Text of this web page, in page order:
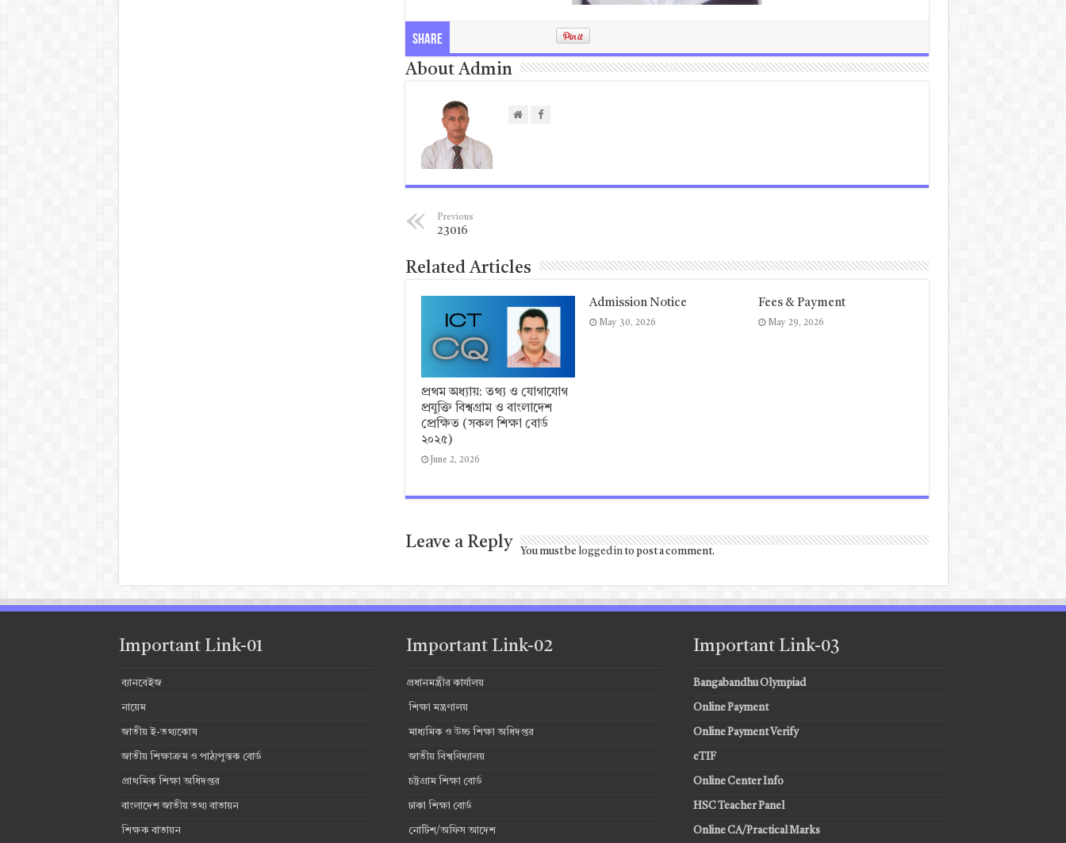
Share
About Admin
Previous
23016
Related Articles
প্রথম অধ্যায়: তথ্য ও যোগাযোগ
প্রযুক্তি বিশ্বগ্রাম ও বাংলাদেশ
প্রেক্ষিত (সকল শিক্ষা বোর্ড
২০২৫)
June 2, 2026
Admission Notice
May 30, 2026
Fees & Payment
May 29, 2026
Leave a Reply
You must be logged into post a comment.
Important Link-01
ব্যানবেইজ
নায়েম
জাতীয় ই-তথ্যকোষ
জাতীয় শিক্ষাক্রম ও পাঠ্যপুস্তক বোর্ড
প্রাথমিক শিক্ষা অধিদপ্তর
বাংলাদেশ জাতীয় তথ্য বাতায়ন
শিক্ষক বাতায়ন
Important Link-02
প্রধানমন্ত্রীর কার্যালয়
শিক্ষা মন্ত্রণালয়
মাধ্যমিক ও উচ্চ শিক্ষা অধিদপ্তর
জাতীয় বিশ্ববিদ্যালয়
চট্টগ্রাম শিক্ষা বোর্ড
ঢাকা শিক্ষা বোর্ড
নোটিশ/অফিস আদেশ
Important Link-03
Bangabandhu Olympiad
Online Payment
Online Payment Verify
eTIF
Online Center Info
HSC Teacher Panel
Online CA/Practical Marks